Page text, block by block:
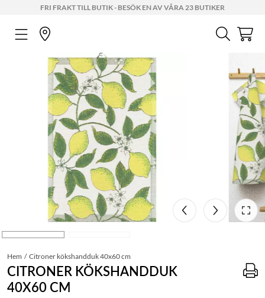
FRI FRAKT TILL BUTIK - BESÖK EN AV VÅRA 23 BUTIKER
Hem Citroner kökshandduk 40x60 cm
CITRONER KÖKSHANDDUK
40X60 CM